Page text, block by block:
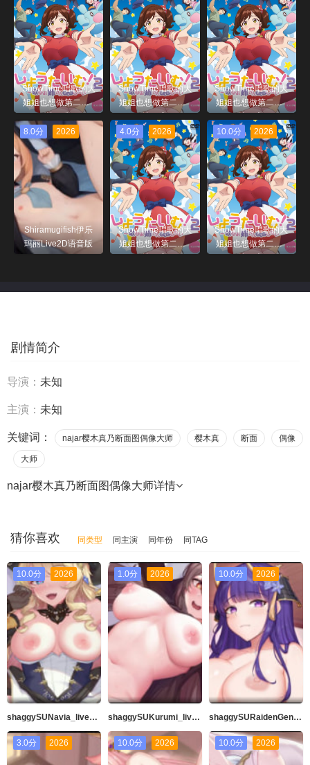
ShowTime唱歌的大
姐姐也想做第二季_
ShowTime唱歌的大
姐姐也想做第二季_
ShowTime唱歌的大
姐姐也想做第二季_
8.0分
2026
Shiramugifish伊乐
玛丽Live2D语音版
4.0分 2026
ShowTime唱歌的大
姐姐也想做第二季_
10.0分 2026
ShowTime唱歌的大
姐姐也想做第二季_
剧情简介
导演： 未知
主演： 未知
关键词： najar樱木真乃断面图偶像大师 樱木真 断面 偶像
大师
najar樱木真乃断面图偶像大师详情
猜你喜欢 同类型 同主演 同年份 同TAG
10.0分 2026
shaggySUNavia_live2d动漫原神完整版带ASMR音频MP4
1.0分 2026
shaggySUKurumi_live2d动漫原神完整版带ASMR音频MP4
10.0分 2026
shaggySURaidenGeneral_live2danimeGenshinImpactfurubaji版本带音频高品质60fps
3.0分 2026 10.0分 2026 10.0分 2026